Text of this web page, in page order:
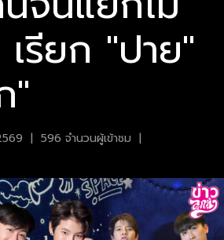
รียก "ปาย"
"
| 596 จำนวนผู้เข้าชม |